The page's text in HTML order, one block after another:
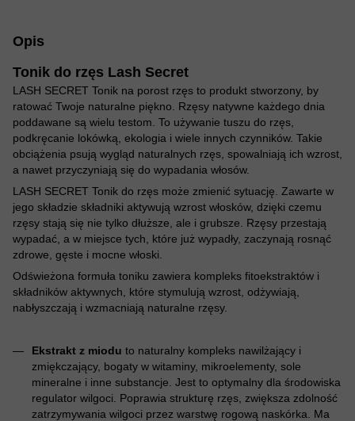
Opis
Tonik do rzęs Lash Secret
LASH SECRET Tonik na porost rzęs to produkt stworzony, by
ratować Twoje naturalne piękno. Rzęsy natywne każdego dnia
poddawane są wielu testom. To używanie tuszu do rzęs,
podkręcanie lokówką, ekologia i wiele innych czynników. Takie
obciążenia psują wygląd naturalnych rzęs, spowalniają ich wzrost,
a nawet przyczyniają się do wypadania włosów.
LASH SECRET Tonik do rzęs może zmienić sytuację. Zawarte w
jego składzie składniki aktywują wzrost włosków, dzięki czemu
rzęsy stają się nie tylko dłuższe, ale i grubsze. Rzęsy przestają
wypadać, a w miejsce tych, które już wypadły, zaczynają rosnąć
zdrowe, gęste i mocne włoski.
Odświeżona formuła toniku zawiera kompleks fitoekstraktów i
składników aktywnych, które stymulują wzrost, odżywiają,
nabłyszczają i wzmacniają naturalne rzęsy.
Ekstrakt z miodu to naturalny kompleks nawilżający i
zmiękczający, bogaty w witaminy, mikroelementy, sole
mineralne i inne substancje. Jest to optymalny dla środowiska
regulator wilgoci. Poprawia strukturę rzęs, zwiększa zdolność
zatrzymywania wilgoci przez warstwę rogową naskórka. Ma